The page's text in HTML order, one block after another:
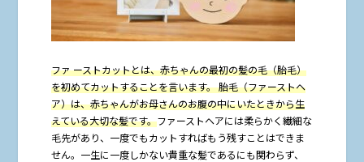
ファ ーストカットとは、赤ちゃんの最初の髪の毛（胎毛）
を初めてカットすることを言います。 胎毛（ファーストヘ
ア）は、赤ちゃんがお母さんのお腹の中にいたときから生
えている大切な髪です。ファーストヘアには柔らかく繊細な
毛先があり、一度でもカットすればもう残すことはできま
せん。一生に一度しかない貴重な髪であるにも関わらず、